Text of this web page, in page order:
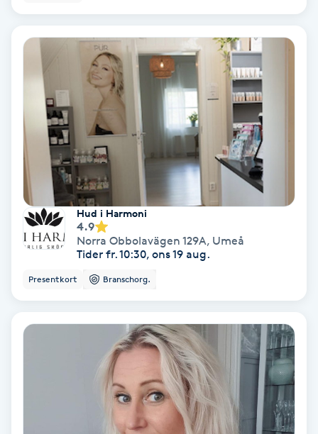
Hudvård
Hyaluronsyra
Hyperhidros
Hypnos
Hårborttagning
Hud i Harmoni
4.9
Norra Obbolavägen 129A, Umeå
Tider fr. 10:30, ons 19 aug.
Presentkort Branschorg.